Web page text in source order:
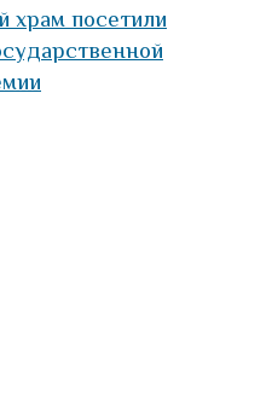
храм посетили